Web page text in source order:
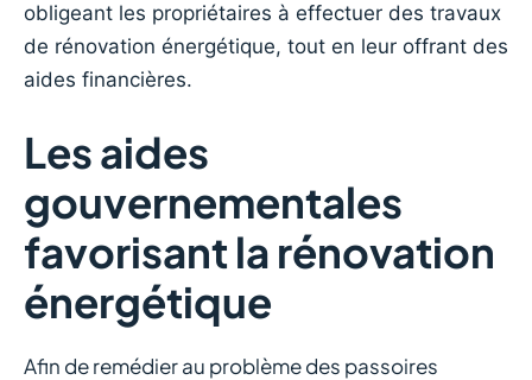
obligeant les propriétaires à effectuer des travaux
de rénovation énergétique, tout en leur offrant des
aides financières.
Les aides
gouvernementales
favorisant la rénovation
énergétique
Afin de remédier au problème des passoires